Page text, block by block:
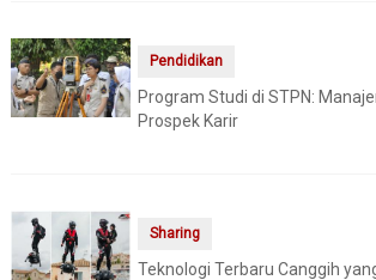
Pendidikan
Program Studi di STPN:
Prospek Karir
Sharing
Teknologi Terbaru Canggih